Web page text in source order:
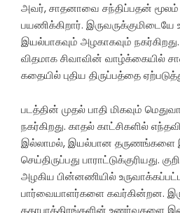
அவர், சாதனாவை சந்திப்பதன்
பயணிக்கிறார். இருவருக்குமிடையே
இயல்பாகவும் அழகாகவும்
விதமாக சிவாவின் வாழ்க்கையில்
கதையில் புதிய திருப்பத்தை
படத்தின் முதல் பாதி மிகவும்
நகர்கிறது. காதல் காட்சிகளில்
இல்லாமல், இயல்பான தருணங்களை
செய்திருப்பது பாராட்டுக்குரியது.
அழகிய பின்னணியில்
பார்வையாளர்களை கவர்கின்றன.
கதாபாத்திரங்களின் உணர்வுகளை